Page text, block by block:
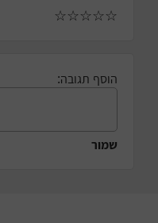
☆
☆
☆
☆
☆
הוסף תגובה:
שמור